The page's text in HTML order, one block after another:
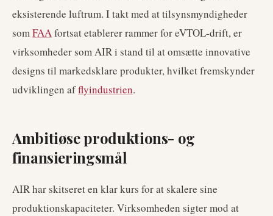
eksisterende luftrum. I takt med at tilsynsmyndigheder
somFAAfortsat etablerer rammer for eVTOL-drift, er
virksomheder som AIR i stand til at omsætte innovative
designs til markedsklare produkter, hvilket fremskynder
udviklingen afflyindustrien.
Ambitiøse produktions- og
finansieringsmål
AIR har skitseret en klar kurs for at skalere sine
produktionskapaciteter. Virksomheden sigter mod at